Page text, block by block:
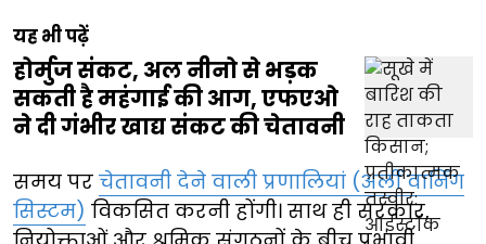
यह भी पढ़ें
होर्मुज संकट, अल नीनो से भड़क
सकती है महंगाई की आग, एफएओ
ने दी गंभीर खाद्य संकट की चेतावनी
समय पर चेतावनी देने वाली प्रणालियां (अर्ली वार्निंग
सिस्टम) विकसित करनी होंगी। साथ ही सरकार,